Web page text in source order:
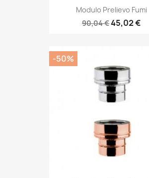
Modulo Prelievo Fumi
90,04 €45,02 €
-50%